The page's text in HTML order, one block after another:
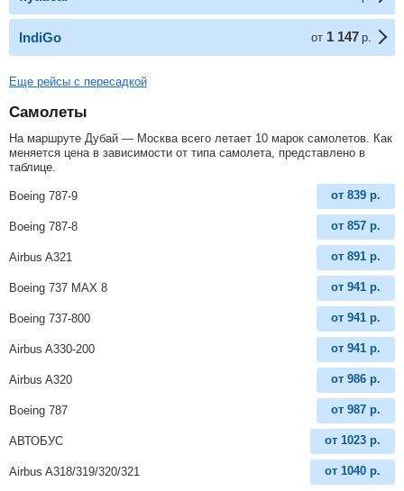
IndiGo от 1 147 р.
Еще рейсы с пересадкой
Самолеты
На маршруте Дубай — Москва всего летает 10 марок самолетов. Как
меняется цена в зависимости от типа самолета, представлено в
таблице.
Boeing 787-9 от 839 р.
Boeing 787-8 от 857 р.
Airbus A321 от 891 р.
Boeing 737 MAX 8 от 941 р.
Boeing 737-800 от 941 р.
Airbus A330-200 от 941 р.
Airbus A320 от 986 р.
Boeing 787 от 987 р.
АВТОБУС от 1023 р.
Airbus A318/319/320/321 от 1040 р.